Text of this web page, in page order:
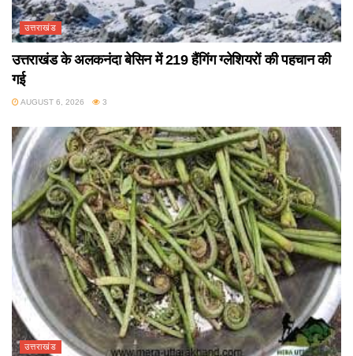
उत्तराखंड
उत्तराखंड के अलकनंदा बेसिन में 219 हैंगिंग ग्लेशियरों की पहचान की
गई
AUGUST 6, 2026 3
उत्तराखंड